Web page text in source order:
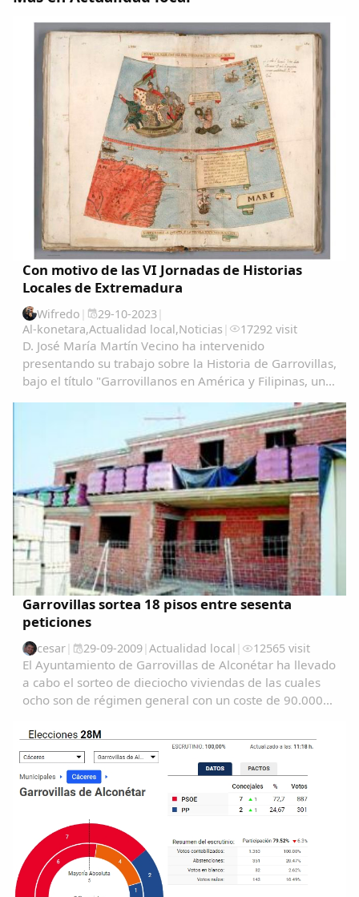
Con motivo de las VI Jornadas de Historias
Locales de Extremadura
Wifredo | 29-10-2023|
Al-konetara,Actualidad local,Noticias | 17292 visit
D. José María Martín Vecino ha intervenido
presentando su trabajo sobre la Historia de Garrovillas,
bajo el título "Garrovillanos en América y Filipinas, una
AmeÃ&#140;&#129;rica-y-Filipinas-una...
Garrovillas sortea 18 pisos entre sesenta
peticiones
cesar| 29-09-2009| Actualidad local | 12565 visit
El Ayuntamiento de Garrovillas de Alconétar ha llevado
a cabo el sorteo de dieciocho viviendas de las cuales
ocho son de régimen general con un coste de 90.000
80.000 euros....